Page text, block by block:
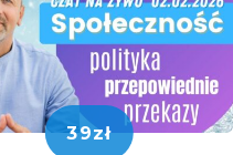
39zł